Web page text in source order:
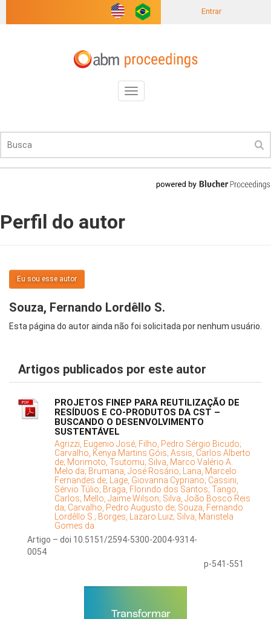
Entrar
Toggle
navigation
Perfil do autor
Eu sou esse autor
Souza, Fernando Lordêllo S.
Esta página do autor ainda não foi solicitada por nenhum usuário.
Artigos publicados por este autor
PROJETOS FINEP PARA REUTILIZAÇÃO DE
RESÍDUOS E CO-PRODUTOS DA CST –
BUSCANDO O DESENVOLVIMENTO
SUSTENTÁVEL
Agrizzi, Eugenio José; Filho, Pedro Sérgio Bicudo;
Carvalho, Kenya Martins Góis; Assis, Carlos Alberto
de; Morimoto, Tsutomu; Silva, Marco Valério A.
Melo da; Brumana, José Rosário; Lana, Marcelo
Fernandes de; Lage, Giovanna Cypriano; Cassini,
Sérvio Túlio; Braga, Florindo dos Santos; Tango,
Carlos; Mello, Jaime Wilson; Silva, João Bosco Reis
da; Carvalho, Pedro Augusto de; Souza, Fernando
Lordêllo S.; Borges, Lazaro Luiz; Silva, Maristela
Gomes da
Artigo – doi 10.5151/2594-5300-2004-9314-
0054
p-541-551